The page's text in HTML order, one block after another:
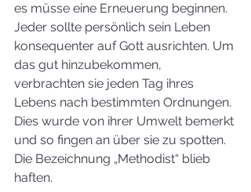
es müsse eine Erneuerung beginnen.
Jeder sollte persönlich sein Leben
konsequenter auf Gott ausrichten. Um
das gut hinzubekommen,
verbrachten sie jeden Tag ihres
Lebens nach bestimmten Ordnungen.
Dies wurde von ihrer Umwelt bemerkt
und so fingen an über sie zu spotten.
Die Bezeichnung „Methodist“ blieb
haften.